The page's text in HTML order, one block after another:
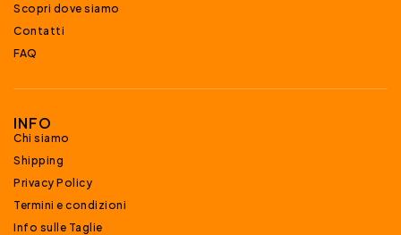
Scopri dove siamo
Contatti
FAQ
INFO
Chi siamo
Shipping
Privacy Policy
Termini e condizioni
Info sulle Taglie